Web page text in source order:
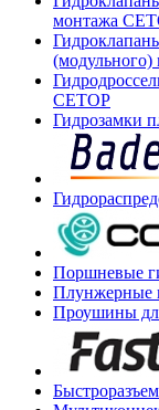
монтажа
CETOP
Гидрозамки
Поршневые
Плунжерные
Проушины